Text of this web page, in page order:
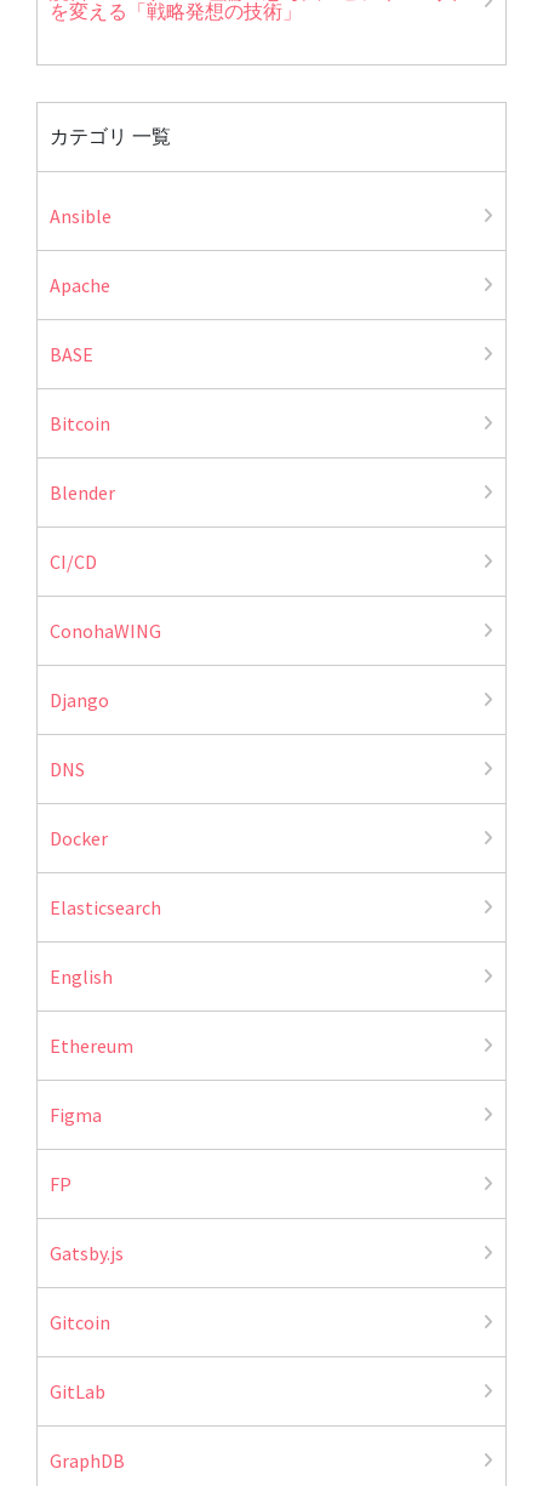
を変える「戦略発想の技術」
カテゴリ 一覧
Ansible
Apache
BASE
Bitcoin
Blender
CI/CD
ConohaWING
Django
DNS
Docker
Elasticsearch
English
Ethereum
Figma
FP
Gatsby.js
Gitcoin
GitLab
GraphDB